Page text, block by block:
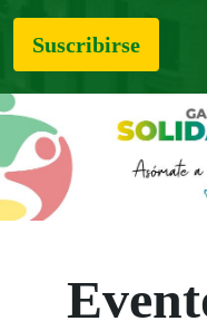
Suscribirse